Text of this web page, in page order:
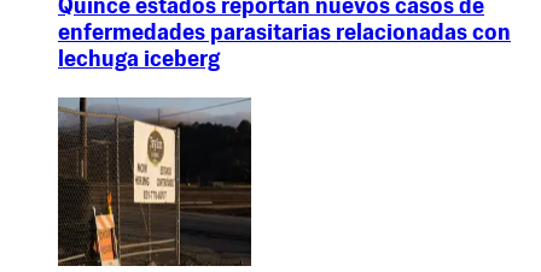
Quince estados reportan nuevos casos de
enfermedades parasitarias relacionadas con
lechuga iceberg